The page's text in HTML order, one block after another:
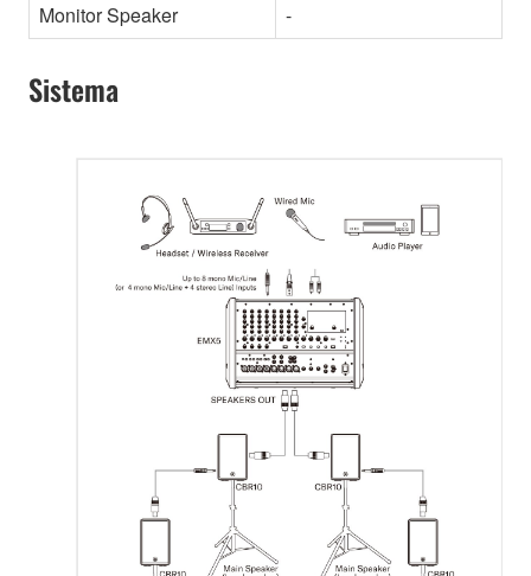
Monitor Speaker
-
Sistema